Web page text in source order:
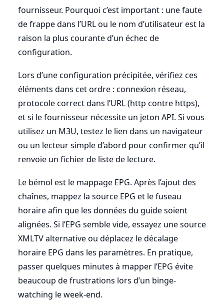
fournisseur. Pourquoi c’est important : une faute
de frappe dans l’URL ou le nom d’utilisateur est la
raison la plus courante d’un échec de
configuration.
Lors d’une configuration précipitée, vérifiez ces
éléments dans cet ordre : connexion réseau,
protocole correct dans l’URL (http contre https),
et si le fournisseur nécessite un jeton API. Si vous
utilisez un M3U, testez le lien dans un navigateur
ou un lecteur simple d’abord pour confirmer qu’il
renvoie un fichier de liste de lecture.
Le bémol est le mappage EPG. Après l’ajout des
chaînes, mappez la source EPG et le fuseau
horaire afin que les données du guide soient
alignées. Si l’EPG semble vide, essayez une source
XMLTV alternative ou déplacez le décalage
horaire EPG dans les paramètres. En pratique,
passer quelques minutes à mapper l’EPG évite
beaucoup de frustrations lors d’un binge-
watching le week-end.